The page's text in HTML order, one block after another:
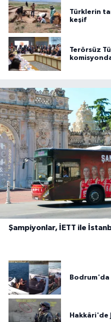
Türklerin
keşif
Terörsüz
Şampiyonlar, İETT ile
Hakkâri'de